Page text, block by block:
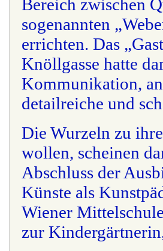
Bereich zwischen
sogenannten
errichten. Das
Knöllgasse hatte
Kommunikation,
detailreiche und
Die Wurzeln zu
wollen, scheinen
Abschluss der
Künste als
Wiener
zur